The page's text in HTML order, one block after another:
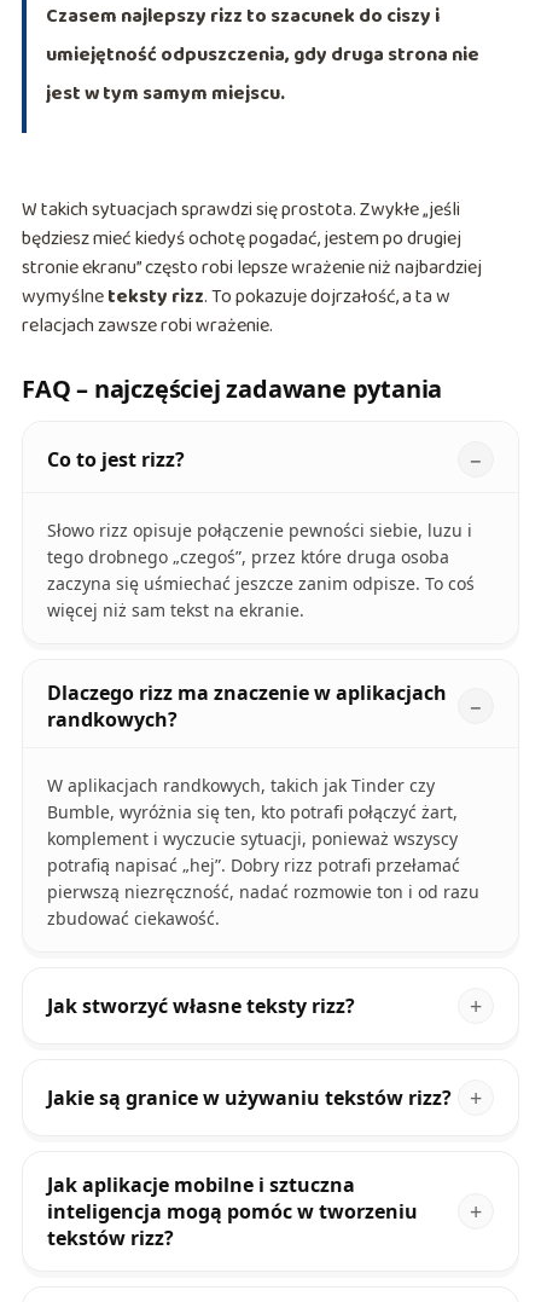
Czasem najlepszy rizz to szacunek do ciszy i
umiejętność odpuszczenia, gdy druga strona nie
jest w tym samym miejscu.
W takich sytuacjach sprawdzi się prostota. Zwykłe „jeśli
będziesz mieć kiedyś ochotę pogadać, jestem po drugiej
stronie ekranu” często robi lepsze wrażenie niż najbardziej
wymyślneteksty rizz. To pokazuje dojrzałość, a ta w
relacjach zawsze robi wrażenie.
FAQ – najczęściej zadawane pytania
Co to jest rizz?
Słowo rizz opisuje połączenie pewności siebie, luzu i
tego drobnego „czegoś”, przez które druga osoba
zaczyna się uśmiechać jeszcze zanim odpisze. To coś
więcej niż sam tekst na ekranie.
Dlaczego rizz ma znaczenie w aplikacjach
randkowych?
W aplikacjach randkowych, takich jak Tinder czy
Bumble, wyróżnia się ten, kto potrafi połączyć żart,
komplement i wyczucie sytuacji, ponieważ wszyscy
potrafią napisać „hej”. Dobry rizz potrafi przełamać
pierwszą niezręczność, nadać rozmowie ton i od razu
zbudować ciekawość.
Jak stworzyć własne teksty rizz?
Jakie są granice w używaniu tekstów rizz?
Jak aplikacje mobilne i sztuczna
inteligencja mogą pomóc w tworzeniu
tekstów rizz?